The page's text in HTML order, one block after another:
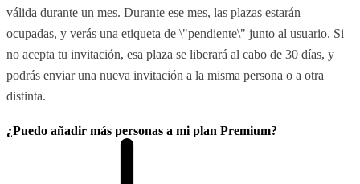
válida durante un mes. Durante ese mes, las plazas estarán
ocupadas, y verás una etiqueta de \"pendiente\" junto al usuario. Si
no acepta tu invitación, esa plaza se liberará al cabo de 30 días, y
podrás enviar una nueva invitación a la misma persona o a otra
distinta.
¿Puedo añadir más personas a mi plan Premium?